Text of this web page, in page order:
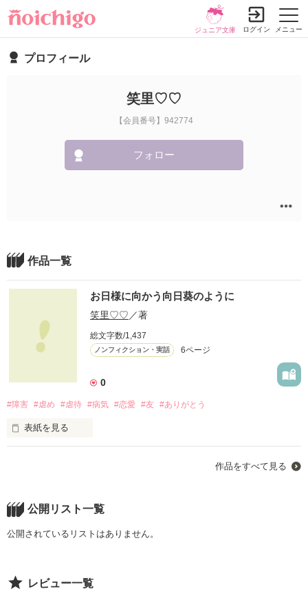
メニュー
ジュニア文庫 ログイン
プロフィール
笑里♡♡
【会員番号】942774
フォロー
作品一覧
お日様に向かう向日葵のように
笑里♡♡ ／著
総文字数/1,437
ノンフィクション・実話 6ページ
0
#障害 #虐め #虐待 #病気 #恋愛 #友 #ありがとう
表紙を見る
車椅子という荷物、そして精神疾患という病気を患い、何を想
作品をすべて見る
公開リスト一覧
公開されているリストはありません。
レビュー一覧